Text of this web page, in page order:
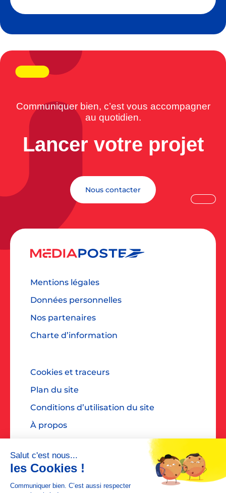
Communiquer bien, c’est vous accompagner
au quotidien.
Lancer votre projet
Nous contacter
Mentions légales
Données personnelles
Nos partenaires
Charte d’information
Cookies et traceurs
Plan du site
Conditions d’utilisation du site
À propos
Accessibilité : non conforme
Contact presse : diane@dialoguespr.fr